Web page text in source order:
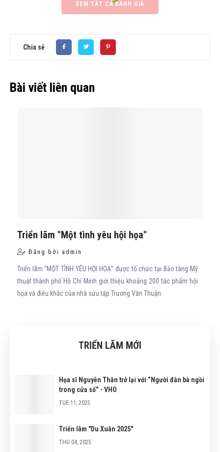
XEM TẤT CẢ ĐÁNH GIÁ
Chia sẻ
Bài viết liên quan
Triển lãm "Một tình yêu hội họa"
Đăng bởi admin
Triển lãm “MỘT TÌNH YÊU HỘI HOẠ” được tổ chức tại Bảo tàng Mỹ
thuật thành phố Hồ Chí Minh giới thiệu khoảng 200 tác phẩm hội
họa và điêu khắc của nhà sứu tập Trương Văn Thuận.
TRIỂN LÃM MỚI
Họa sĩ Nguyễn Thân trở lại với “Người đàn bà ngồi
trong cửa sổ” - VHO
TUE 11, 2025
Triển lãm "Du Xuân 2025"
THU 04, 2025